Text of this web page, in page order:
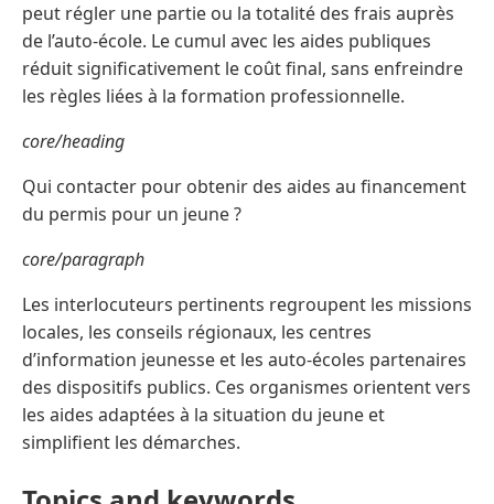
peut régler une partie ou la totalité des frais auprès
de l’auto-école. Le cumul avec les aides publiques
réduit significativement le coût final, sans enfreindre
les règles liées à la formation professionnelle.
core/heading
Qui contacter pour obtenir des aides au financement
du permis pour un jeune ?
core/paragraph
Les interlocuteurs pertinents regroupent les missions
locales, les conseils régionaux, les centres
d’information jeunesse et les auto-écoles partenaires
des dispositifs publics. Ces organismes orientent vers
les aides adaptées à la situation du jeune et
simplifient les démarches.